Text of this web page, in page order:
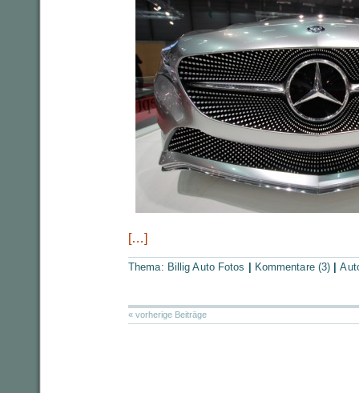
[…]
Thema: Billig Auto Fotos Kommentare (3) |
« vorherige Beiträge